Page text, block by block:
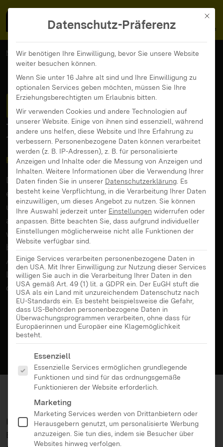
MENÜ
MedienFokus BW ...
Veranstaltungen
GIRLS* GO MOVIE Kurzfilmfestival
GIRLS* GO MOVIE
Kurzfilmfestival
Filmfestival
Das KurzfilmfestivalGIRLS* GO MOVIEöffnet
erneut seine Türen im Cineplex Mannheimin N7, 17
und lädt dazu ein, die Blickwinkel junger Frauen*
auf die Welt zu entdecken. 46 Kurzfilme zeigen,
was die Filmemacherinnen bewegt, antreibt und
berührt. Persönlich, politisch, poetisch – ihre
Arbeiten spiegeln die Vielfalt weiblicher
Lebensrealitäten und erzählen von Erfahrungen, die
oft übersehen werden.
In Filmgesprächen geben die Regisseurinnen
Einblick in ihre kreativen Prozesse und
Mit
Datenschutz-Präferenz
Wir benötigen Ihre Einwilligung, bevor Sie unsere Website
weiter besuchen können.
Wenn Sie unter 16 Jahre alt sind und Ihre Einwilligung zu
optionalen Services geben möchten, müssen Sie Ihre
Erziehungsberechtigten um Erlaubnis bitten.
Wir verwenden Cookies und andere Technologien auf
unserer Website. Einige von ihnen sind essenziell, während
andere uns helfen, diese Website und Ihre Erfahrung zu
verbessern. Personenbezogene Daten können verarbeitet
werden (z. B. IP-Adressen), z. B. für personalisierte
Anzeigen und Inhalte oder die Messung von Anzeigen und
Inhalten. Weitere Informationen über die Verwendung Ihrer
Daten finden Sie in unserer Datenschutzerklärung Es
besteht keine Verpflichtung, in die Verarbeitung Ihrer Daten
einzuwilligen, um dieses Angebot zu nutzen. Sie können
Ihre Auswahl jederzeit unter Einstellungen widerrufen oder
anpassen. Bitte beachten Sie, dass aufgrund individueller
Einstellungen möglicherweise nicht alle Funktionen der
Website verfügbar sind.
Einige Services verarbeiten personenbezogene Daten in
den USA. Mit Ihrer Einwilligung zur Nutzung dieser Services
willigen Sie auch in die Verarbeitung Ihrer Daten in den
USA gemäß Art. 49 (1) lit. a GDPR ein. Der EuGH stuft die
USA als ein Land mit unzureichendem Datenschutz nach
EU-Standards ein. Es besteht beispielsweise die Gefahr,
dass US-Behörden personenbezogene Daten in
Überwachungsprogrammen verarbeiten, ohne dass für
Europäerinnen und Europäer eine Klagemöglichkeit
besteht.
Es folgt eine Liste der Service-Gruppen, für die eine
Essenziell
Essenzielle Services ermöglichen grundlegende
Funktionen und sind für das ordnungsgemäße
Funktionieren der Website erforderlich.
Marketing
Marketing Services werden von Drittanbietern oder
Herausgebern genutzt, um personalisierte Werbung
anzuzeigen. Sie tun dies, indem sie Besucher über
Websites hinweg verfolgen.